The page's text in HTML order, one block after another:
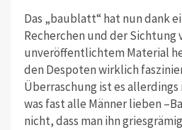
Das „baublatt“ hat nun dank
Recherchen und der Sichtung
unveröffentlichtem Material
den Despoten wirklich
Überraschung ist es
was fast alle Männer lieben
nicht, dass man ihn